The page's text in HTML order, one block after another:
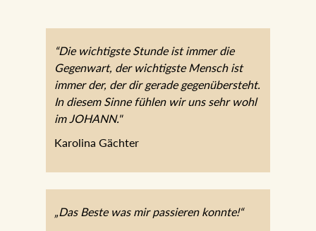
“Die wichtigste Stunde ist immer die
Gegenwart, der wichtigste Mensch ist
immer der, der dir gerade
gegenübersteht. In diesem Sinne fühlen
wir uns sehr wohl im JOHANN."
Karolina Gächter
„Das Beste was mir passieren konnte!“